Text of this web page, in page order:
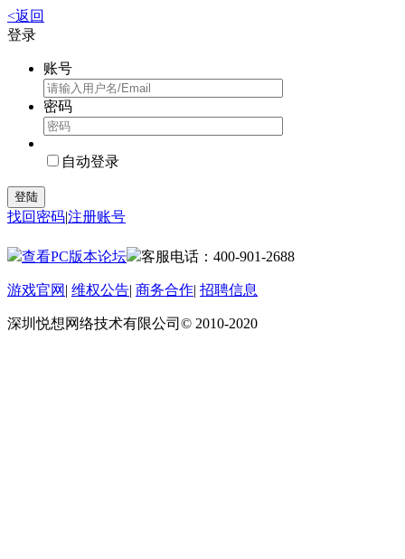
<返回
登录
账号
密码
自动登录
登陆
找回密码|注册账号
查看PC版本论坛 客服电话：400-901-2688
游戏官网 | 维权公告| 商务合作| 招聘信息
深圳悦想网络技术有限公司© 2010-2020